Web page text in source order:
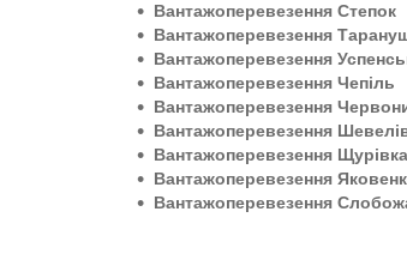
Вантажоперевезення Степок
Вантажоперевезення
Вантажоперевезення
Вантажоперевезення Чепіль
Вантажоперевезення
Вантажоперевезення
Вантажоперевезення Щурівка
Вантажоперевезення
Вантажоперевезення